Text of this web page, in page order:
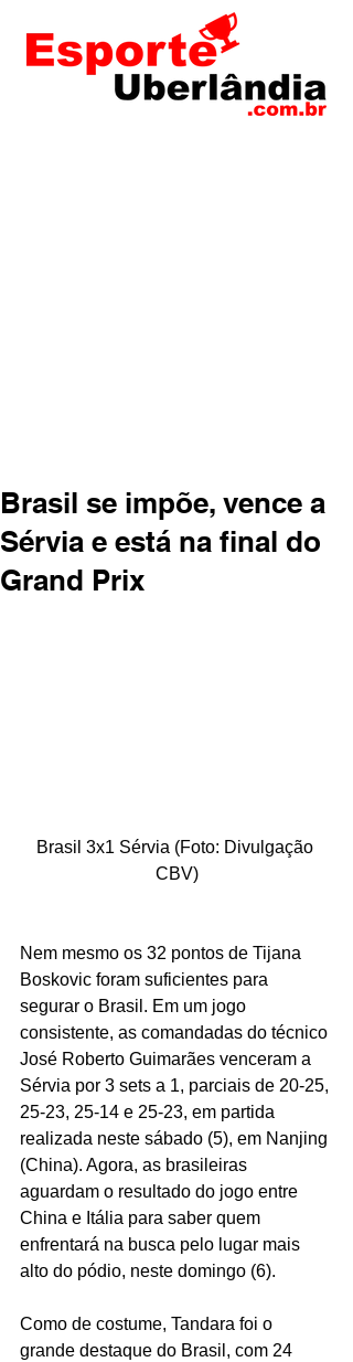
Brasil se impõe, vence a
Sérvia e está na final do
Grand Prix
Brasil 3x1 Sérvia (Foto: Divulgação
CBV)
Nem mesmo os 32 pontos de Tijana
Boskovic foram suficientes para
segurar o Brasil. Em um jogo
consistente, as comandadas do técnico
José Roberto Guimarães venceram a
Sérvia por 3 sets a 1, parciais de 20-25,
25-23, 25-14 e 25-23, em partida
realizada neste sábado (5), em Nanjing
(China). Agora, as brasileiras
aguardam o resultado do jogo entre
China e Itália para saber quem
enfrentará na busca pelo lugar mais
alto do pódio, neste domingo (6).
Como de costume, Tandara foi o
grande destaque do Brasil, com 24